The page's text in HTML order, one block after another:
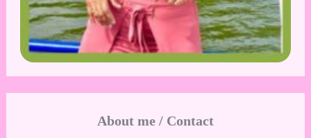
About me / Contact